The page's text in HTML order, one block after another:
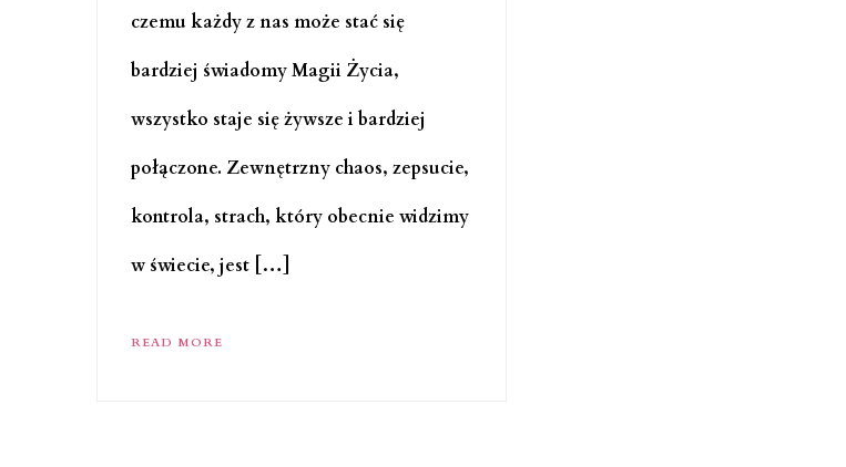
czemu każdy z nas może stać się
bardziej świadomy Magii Życia,
wszystko staje się żywsze i bardziej
połączone. Zewnętrzny chaos, zepsucie,
kontrola, strach, który obecnie widzimy
w świecie, jest […]
READ MORE